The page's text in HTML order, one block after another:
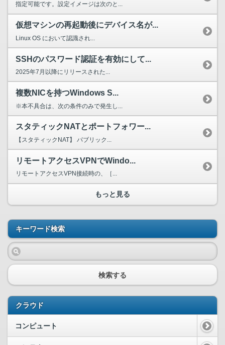
指定可能です。設定イメージは次のと...
仮想マシンの再起動後にデバイス名が...
Linux OS において認識され...
SSHのパスワード認証を有効にして...
2025年7月以降にリリースされた...
複数NICを持つWindows S...
※本不具合は、次の条件のみで発生し...
スタティックNATとポートフォワー...
【スタティックNAT】 パブリック...
リモートアクセスVPNでWindo...
リモートアクセスVPN接続時の、［...
もっと見る
キーワード検索
検索する
クラウド
コンピュート